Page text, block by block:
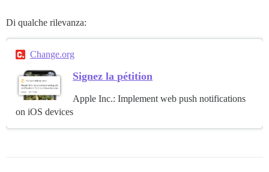
Di qualche rilevanza:
Change.org
Signez la pétition
Apple Inc.: Implement web push notifications
on iOS devices